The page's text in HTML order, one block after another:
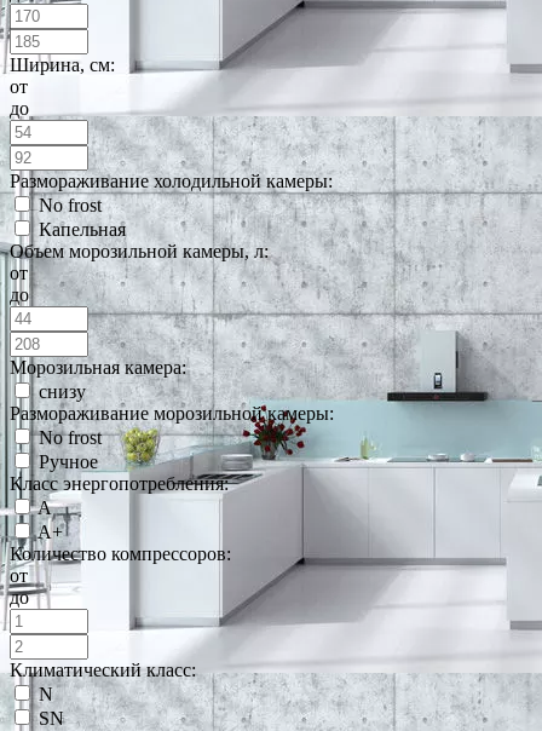
Ширина, см:
от
до
Размораживание холодильной камеры:
No frost
Капельная
Объем морозильной камеры, л:
от
до
Морозильная камера:
снизу
Размораживание морозильной камеры:
No frost
Ручное
Класс энергопотребления:
A
A+
Количество компрессоров:
от
до
Климатический класс:
N
SN